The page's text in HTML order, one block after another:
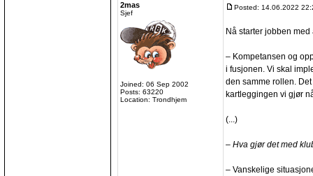
2mas
Sjef
Joined: 06 Sep 2002
Posts: 63220
Location: Trondhjem
Posted: 14.06.2022
Nå starter jobben
– Kompetansen og
i fusjonen. Vi skal
den samme rollen.
kartleggingen vi gjør
(...)
– Hva gjør det med
– Vanskelige